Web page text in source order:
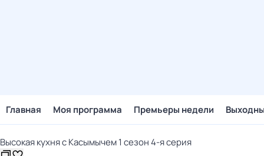
Главная Моя программа Премьеры недели
Высокая кухня с Касымычем 1 сезон 4-я серия